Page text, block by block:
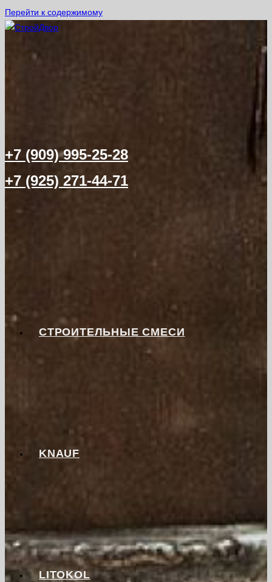
Перейти к содержимому
+7 (909) 995-25-28
+7 (925) 271-44-71
СТРОИТЕЛЬНЫЕ СМЕСИ
KNAUF
LITOKOL